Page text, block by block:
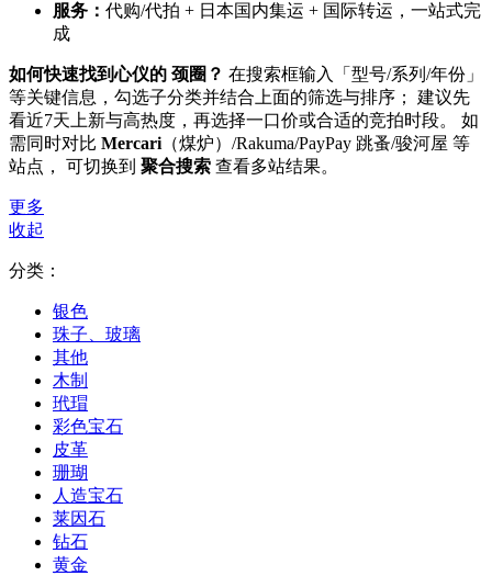
服务： 代购/代拍 + 日本国内集运 + 国际转运，一站式完
成
如何快速找到心仪的 颈圈？ 在搜索框输入「型号/系列/年份」
等关键信息，勾选子分类并结合上面的筛选与排序； 建议先
看近7天上新与高热度，再选择一口价或合适的竞拍时段。 如
需同时对比 Mercari （煤炉）/Rakuma/PayPay 跳蚤/骏河屋 等
站点， 可切换到 聚合搜索 查看多站结果。
更多
收起
分类：
银色
珠子、玻璃
其他
木制
玳瑁
彩色宝石
皮革
珊瑚
人造宝石
莱因石
钻石
黄金